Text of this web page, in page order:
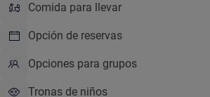
Comida para llevar
Opción de reservas
Opciones para grupos
Tronas de niños